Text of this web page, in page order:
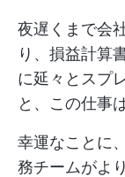
夜遅くまで会
り、損益計算
に延々とスプ
と、この仕事
幸運なことに
務チームがよ